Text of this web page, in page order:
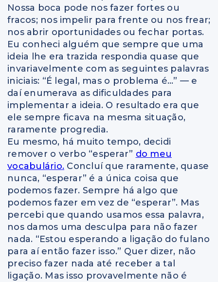
Nossa boca pode nos fazer fortes ou
fracos; nos impelir para frente ou nos frear;
nos abrir oportunidades ou fechar portas.
Eu conheci alguém que sempre que uma
ideia lhe era trazida respondia quase que
invariavelmente com as seguintes palavras
iniciais: “É legal, mas o problema é…” — e
daí enumerava as dificuldades para
implementar a ideia. O resultado era que
ele sempre ficava na mesma situação,
raramente progredia.
Eu mesmo, há muito tempo, decidi
remover o verbo “esperar” do meu
vocabulário. Concluí que raramente, quase
nunca, “esperar” é a única coisa que
podemos fazer. Sempre há algo que
podemos fazer em vez de “esperar”. Mas
percebi que quando usamos essa palavra,
nos damos uma desculpa para não fazer
nada. “Estou esperando a ligação do fulano
para aí então fazer isso.” Quer dizer, não
preciso fazer nada até receber a tal
ligação. Mas isso provavelmente não é